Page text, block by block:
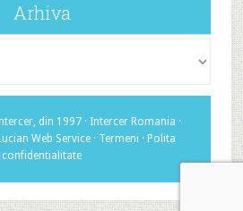
Arhiva
din 1997 · Intercer Romania ·
Web Service· Termeni · Polita
confidentialitate